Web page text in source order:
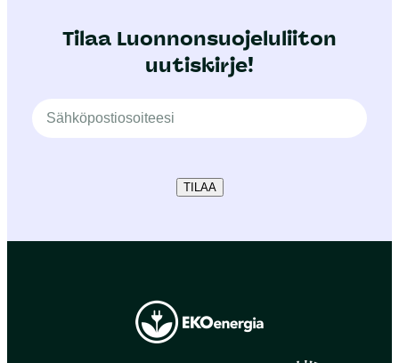
Tilaa Luonnonsuojeluliiton
uutiskirje!
TILAA